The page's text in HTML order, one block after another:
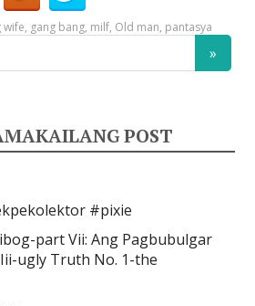
wife, gang bang, milf, Old man, pantasya
POST
#pixie
part Vii: Ang Pagbubulgar
ugly Truth No. 1-the